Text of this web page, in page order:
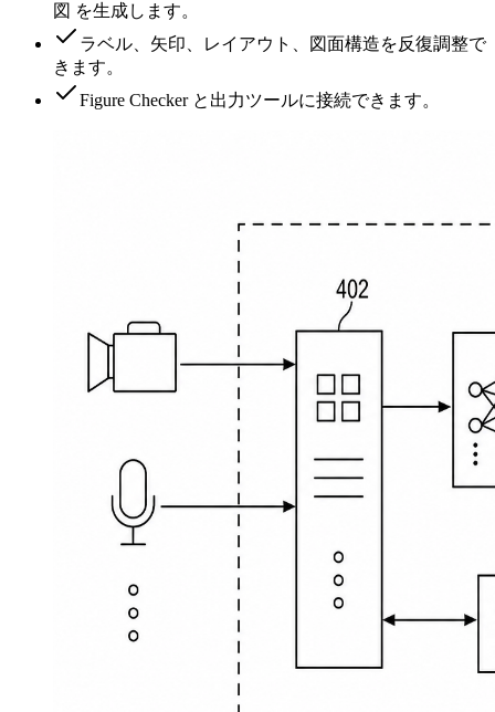
図 を生成します。
ラベル、矢印、レイアウト、図面構造を反復調整で
きます。
Figure Checker と出力ツールに接続できます。